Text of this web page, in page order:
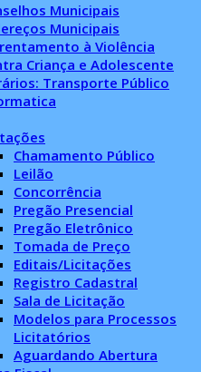
Municipais
Municipais
à Violência
Criança e Adolescente
Transporte Público
Chamamento Público
Leilão
Concorrência
Pregão Presencial
Pregão Eletrônico
Tomada de Preço
Editais/Licitações
Registro Cadastral
Sala de Licitação
Modelos para Processos
Licitatórios
Aguardando Abertura